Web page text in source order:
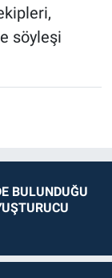
söyleşi
BULUNDUĞU